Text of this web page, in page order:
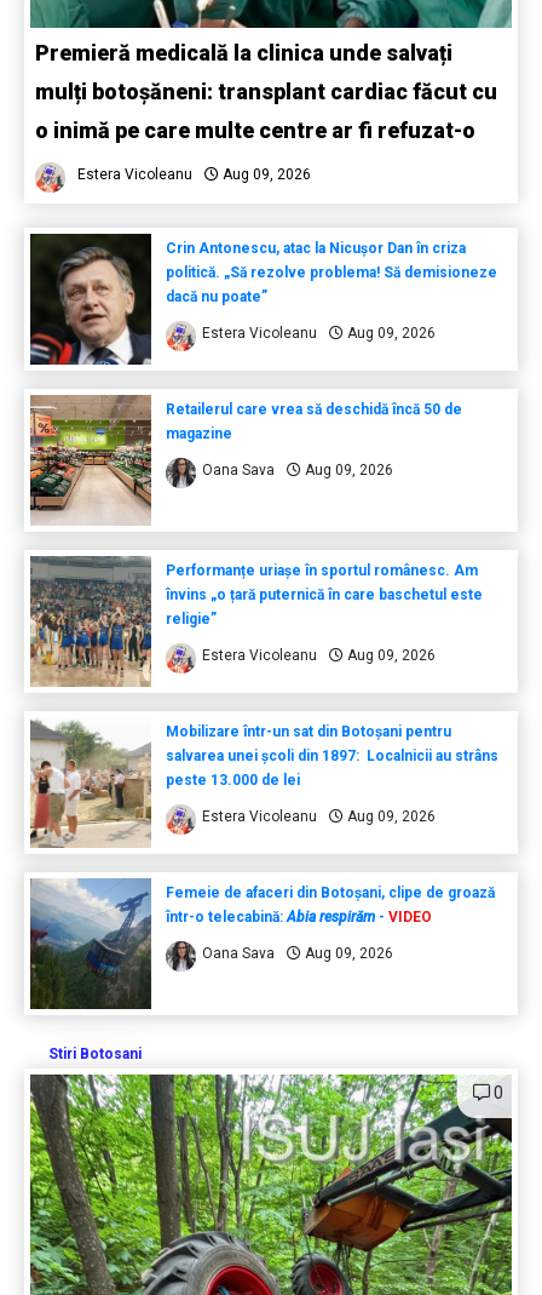
Premieră medicală la clinica unde salvați
mulți botoșăneni: transplant cardiac făcut cu
o inimă pe care multe centre ar fi refuzat-o
Estera Vicoleanu Aug 09, 2026
Crin Antonescu, atac la Nicușor Dan în criza
politică. „Să rezolve problema! Să demisioneze
dacă nu poate”
Estera Vicoleanu Aug 09, 2026
Retailerul care vrea să deschidă încă 50 de
magazine
Oana Sava Aug 09, 2026
Performanțe uriașe în sportul românesc. Am
învins „o țară puternică în care baschetul este
religie”
Estera Vicoleanu Aug 09, 2026
Mobilizare într-un sat din Botoșani pentru
salvarea unei școli din 1897: Localnicii au strâns
peste 13.000 de lei
Estera Vicoleanu Aug 09, 2026
Femeie de afaceri din Botoșani, clipe de groază
într-o telecabină:Abia respirăm - VIDEO
Oana Sava Aug 09, 2026
Stiri Botosani
0